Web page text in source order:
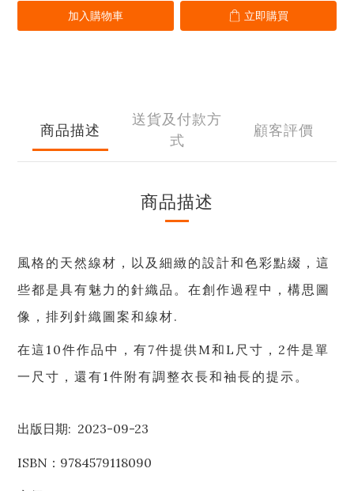
加入購物車 立即購買
商品描述
送貨及付款方
式
顧客評價
商品描述
風格的天然線材，以及細緻的設計和色彩點綴，這
些都是具有魅力的針織品。在創作過程中，構思圖
像，排列針織圖案和線材.
在這10件作品中，有7件提供M和L尺寸，2件是單
一尺寸，還有1件附有調整衣長和袖長的提示。
出版日期: 2023-09-23
ISBN： 9784579118090